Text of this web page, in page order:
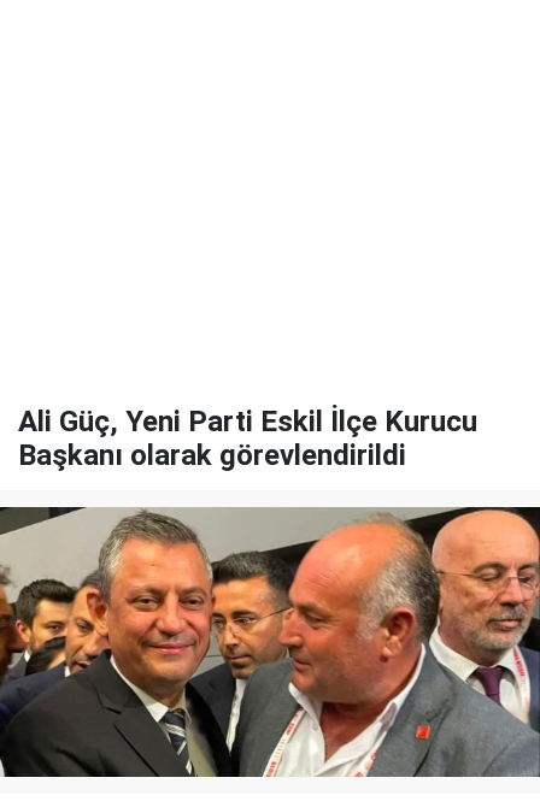
Ali Güç, Yeni Parti Eskil İlçe Kurucu
Başkanı olarak görevlendirildi